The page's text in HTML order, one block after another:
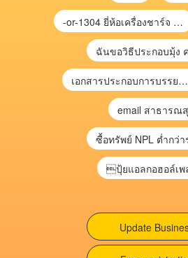
-or-1304 ยี่ห้อเครื่องชาร์จ chargecore
เอกสารประกอบการบรรยาย การประเมินความเสี่ยงเพื่อวางแผนการตรวจสอบ \
email สาธารณ
ปุ้ยแอลกอฮอล์เพ
Update